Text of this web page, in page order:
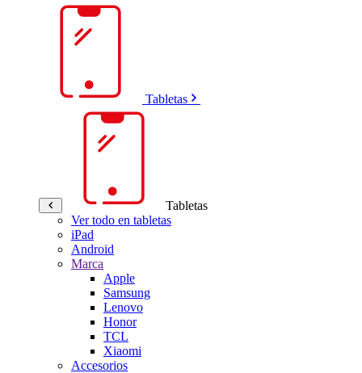
Tabletas
Tabletas
Ver todo en tabletas
iPad
Android
Marca
Apple
Samsung
Lenovo
Honor
TCL
Xiaomi
Accesorios